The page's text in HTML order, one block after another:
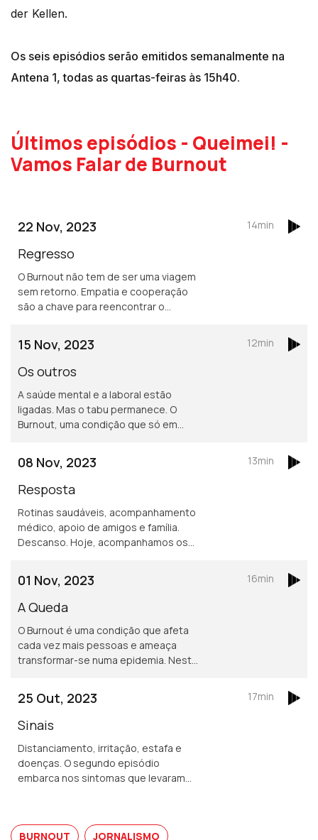
der Kellen.
Os seis episódios serão emitidos semanalmente na
Antena 1, todas as quartas-feiras às 15h40.
Últimos episódios - Queimei! -
Vamos Falar de Burnout
22 Nov, 2023
Regresso
O Burnout não tem de ser uma viagem
sem retorno. Empatia e cooperação
são a chave para reencontrar o
dos 6 jornalistas ao trabalho.
14min
15 Nov, 2023
Os outros
A saúde mental e a laboral estão
ligadas. Mas o tabu permanece. O
Burnout, uma condição que só em
empregadores.
12min
08 Nov, 2023
Resposta
Rotinas saudáveis, acompanhamento
médico, apoio de amigos e família.
Descanso. Hoje, acompanhamos os
sobre as melhores soluções para o
Burnout.
13min
01 Nov, 2023
A Queda
O Burnout é uma condição que afeta
cada vez mais pessoas e ameaça
transformar-se numa epidemia. Neste
explicações dos especialistas.
16min
25 Out, 2023
Sinais
Distanciamento, irritação, estafa e
doenças. O segundo episódio
embarca nos sintomas que levaram
consequências para a saúde.
17min
BURNOUT JORNALISMO